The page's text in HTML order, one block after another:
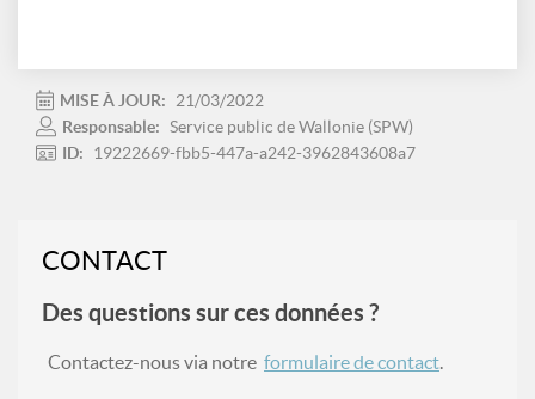
MISE À JOUR:
21/03/2022
Responsable: Service public de Wallonie (SPW)
ID:
19222669-fbb5-447a-a242-3962843608a7
CONTACT
Des questions sur ces données ?
Contactez-nous via notre formulaire de contact.